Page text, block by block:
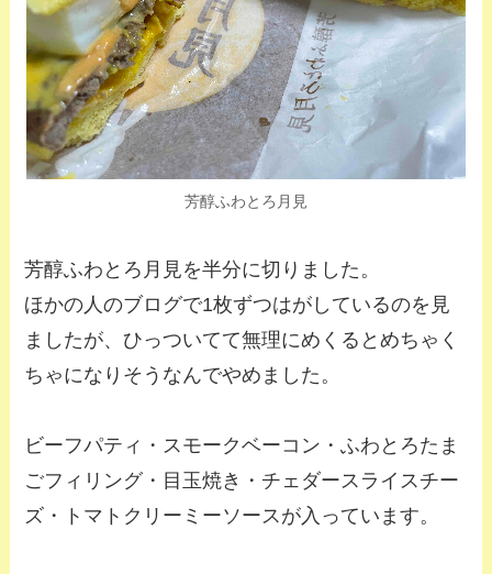
芳醇ふわとろ月見
芳醇ふわとろ月見を半分に切りました。
ほかの人のブログで1枚ずつはがしているのを見
ましたが、ひっついてて無理にめくるとめちゃく
ちゃになりそうなんでやめました。
ビーフパティ・スモークベーコン・ふわとろたま
ごフィリング・目玉焼き・チェダースライスチー
ズ・トマトクリーミーソースが入っています。